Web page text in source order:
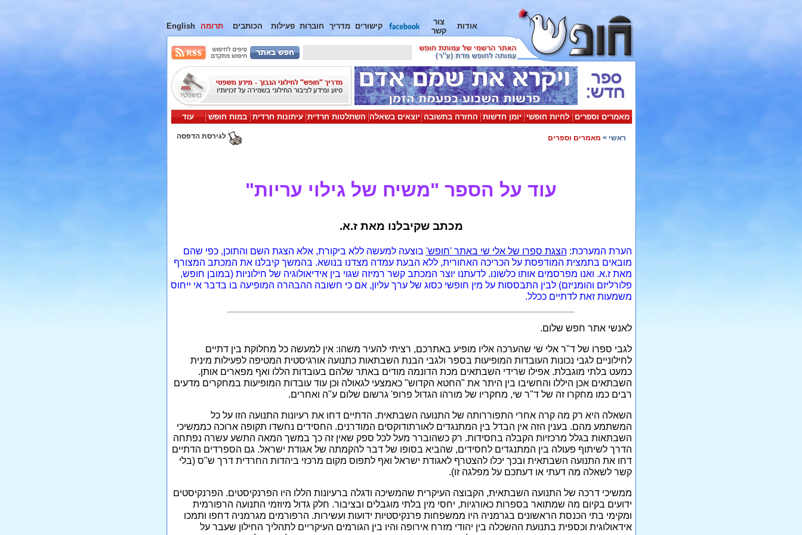
אודות
צור
קשר
קישורים מדריך חוברות פעילות הכותבים תרומה English
מאמרים וספרים לחיות חופשי יומן חדשות החזרה בתשובה יוצאים בשאלה השתלטות חרדית עיתונות חרדית במות חופש עוד
ראשי > מאמרים וספרים לגירסת הדפסה
עוד על הספר "משיח של גילוי עריות"
מכתב שקיבלנו מאת ז.א.
הערת המערכת: הצגת ספרו של אלי שי באתר 'חופש' בוצעה למעשה ללא ביקורת, אלא הצגת השם והתוכן, כפי שהם
מובאים בתמצית המודפסת על הכריכה האחורית, ללא הבעת עמדה מצדנו בנושא. בהמשך קיבלנו את המכתב המצורף
מאת ז.א. ואנו מפרסמים אותו כלשונו. לדעתנו יוצר המכתב קשר רמיזה שגוי בין אידיאולוגיה של חילוניות (במובן חופש,
פלורליזם והומניזם) לבין התבססות על מין חופשי כסוג של ערך עליון, אם כי חשובה ההבהרה המופיעה בו בדבר אי ייחוס
משמעות זאת לדתיים ככלל.
לאנשי אתר חפש שלום.
לגבי ספרו של ד"ר אלי שי שהערכה אליו מופיע באתרכם, רציתי להעיר משהו: אין למעשה כל מחלוקת בין דתיים
לחילוניים לגבי נכונות העובדות המופיעות בספר ולגבי הבנת השבתאות כתנועה אורגיסטית המטיפה לפעילות מינית
כמעט בלתי מוגבלת. אפילו שרידי השבתאים מכת הדונמה מודים באתר שלהם בעובדות הללו ואף מפארים אותן.
השבתאים אכן היללו והחשיבו בין היתר את "החטא הקדוש" כאמצעי לגאולה וכן עוד עובדות המופיעות במחקרים מדעים
רבים כמו מחקרו זה של ד"ר שי, מחקריו של מורהו הגדול פרופ' גרשום שלום ע"ה ואחרים.
השאלה היא רק מה קרה אחרי התפוררותה של התנועה השבתאית. הדתיים דחו את רעיונות התנועה הזו על כל
המשתמע מהם. בענין הזה אין הבדל בין המתנגדים לאורתודוקסים המודרנים. החסידים נחשדו תקופה ארוכה כממשיכי
השבתאות בגלל מרכזיות הקבלה בחסידות. רק כשהוברר מעל לכל ספק שאין זה כך במשך המאה התשע עשרה נפתחה
הדרך לשיתוף פעולה בין המתנגדים לחסידים, שהביא בסופו של דבר להקמתה של אגודת ישראל. גם הספרדים הדתיים
דחו את התנועה השבתאית ובכך יכלו להצטרף לאגודת ישראל ואף לתפוס מקום מרכזי ביהדות החרדית דרך ש"ס (בלי
קשר לשאלה מה דעתי או דעתכם על מפלגה זו).
ממשיכי דרכה של התנועה השבתאית, הקבוצה העיקרית שהמשיכה ודגלה ברעיונות הללו היו הפרנקיסטים. הפרנקיסטים
ידועים בקיום מה שמתואר בספרות כאורגיות, יחסי מין בלתי מוגבלים ובציבור. חלק גדול מיוזמי התנועה הרפורמית
ומקימי בתי הכנסת הראשונים בגרמניה היו ממשפחות פרנקיסטיות ידועות ועשירות. הרפורמים מגרמניה דחפו ותמכו
אידאולוגית וכספית בתנועת ההשכלה בין יהודי מזרח אירופה והיו בין הגורמים העיקריים לתהליך החילון שעבר על